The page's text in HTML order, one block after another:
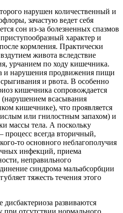
нарушен количественный и
зачастую ведет себя
сон из-за болезненных спазмов
характер и
кормления. Практически
живота вследствие
урчанием по ходу кишечника.
и нарушения продвижения пищи
и рвота. В особенно
кишечника сопровождается
всасывания
кишечнике), что проявляется
или гнилостным запахом) и
массы тела. А поскольку
всегда вторичный,
то основного неблагополучия
инфекций, приема
неправильного
синдрома мальабсорбции
тяжесть течения этого
развиваются